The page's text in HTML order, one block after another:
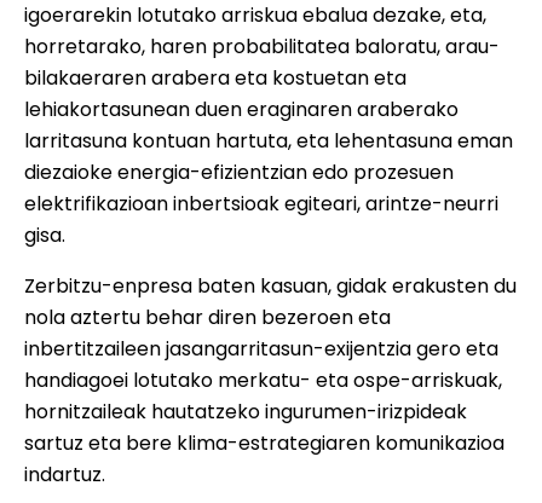
igoerarekin lotutako arriskua ebalua dezake, eta,
horretarako, haren probabilitatea baloratu, arau-
bilakaeraren arabera eta kostuetan eta
lehiakortasunean duen eraginaren araberako
larritasuna kontuan hartuta, eta lehentasuna eman
diezaioke energia-efizientzian edo prozesuen
elektrifikazioan inbertsioak egiteari, arintze-neurri
gisa.
Zerbitzu-enpresa baten kasuan, gidak erakusten du
nola aztertu behar diren bezeroen eta
inbertitzaileen jasangarritasun-exijentzia gero eta
handiagoei lotutako merkatu- eta ospe-arriskuak,
hornitzaileak hautatzeko ingurumen-irizpideak
sartuz eta bere klima-estrategiaren komunikazioa
indartuz.